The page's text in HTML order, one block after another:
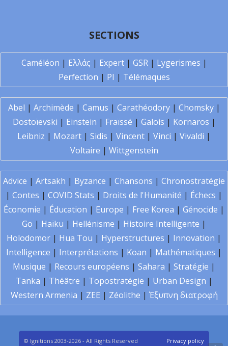
SECTIONS
Caméléon | Ελλάς | Expert| GSR| Lygerismes |
Perfection | PI | Télémaques
Abel | Archimède | Camus | Carathéodory| Chomsky|
Dostoïevski | Einstein | Fraïssé | Galois | Kornaros |
Leibniz | Mozart | Sidis | Vincent | Vinci | Vivaldi |
Voltaire | Wittgenstein
Advice | Artsakh | Byzance | Chansons | Chronostratégie
| Contes | COVID Stats | Droits de l'Humanité | Échecs |
Économie | Éducation | Europe | Free Korea | Génocide |
Go | Haïku | Hellénisme | Histoire Intelligente |
Holodomor | Hua Tou | Hyperstructures | Innovation |
Intelligence | Interprétations | Koan | Mathématiques |
Musique | Recours européens | Sahara | Stratégie |
Tanka | Théâtre | Topostratégie | Urban Design |
Western Armenia | ZEE | Zéolithe | Έξυπνη διατροφή
© Ignitions 2003-2026 - All Rights Reserved Privacy policy